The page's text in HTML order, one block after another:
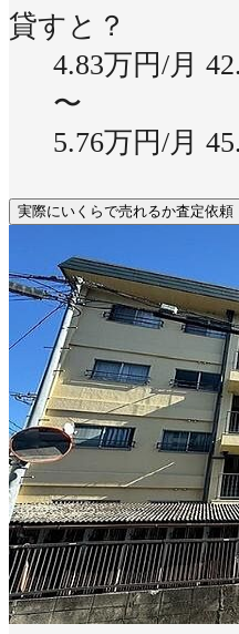
貸すと？
4.83万円/月
〜
5.76万円/月
実際にいくらで売れるか査定依頼